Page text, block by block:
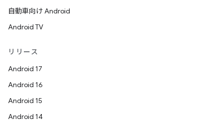
自動車向け Android
Android TV
リリース
Android 17
Android 16
Android 15
Android 14